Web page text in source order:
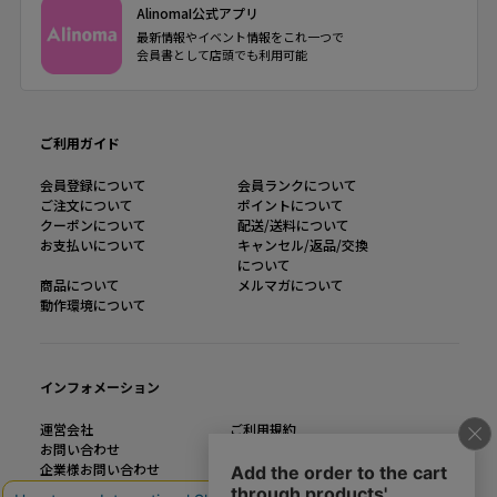
AlinomaI公式アプリ
最新情報やイベント情報をこれ一つで
会員書として店頭でも利用可能
ご利用ガイド
会員登録について
会員ランクについて
ご注文について
ポイントについて
クーポンについて
配送/送料について
お支払いについて
キャンセル/返品/交換
について
商品について
メルマガについて
動作環境について
インフォメーション
運営会社
ご利用規約
お問い合わせ
企業様お問い合わせ
個人情報の取り扱い